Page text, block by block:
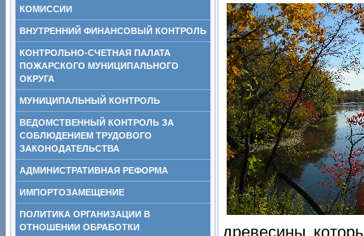
КОМИССИИ
ВНУТРЕННИЙ ФИНАНСОВЫЙ КОНТРОЛЬ
КОНТРОЛЬНО-СЧЕТНАЯ ПАЛАТА
ПОЖАРСКОГО МУНИЦИПАЛЬНОГО
ОКРУГА
МУНИЦИПАЛЬНЫЙ КОНТРОЛЬ
ВЕДОМСТВЕННЫЙ КОНТРОЛЬ ЗА
СОБЛЮДЕНИЕМ ТРУДОВОГО
ЗАКОНОДАТЕЛЬСТВА
АДМИНИСТРАТИВНАЯ РЕФОРМА
ИМПОРТОЗАМЕЩЕНИЕ
ПОЛИТИКА ОРГАНИЗАЦИИ В
ОТНОШЕНИИ ОБРАБОТКИ
древесины